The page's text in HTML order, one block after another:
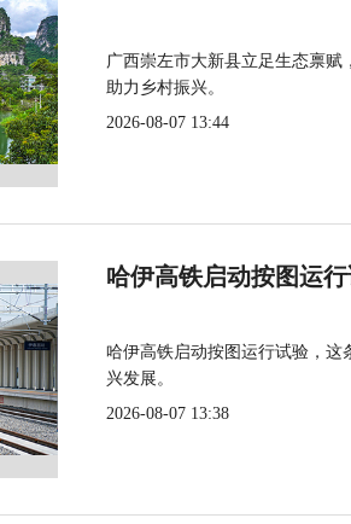
广西崇左市大新县立足生态禀
助力乡村振兴。
2026-08-07 13:44
哈伊高铁启动按图运
哈伊高铁启动按图运行试验，
兴发展。
2026-08-07 13:38